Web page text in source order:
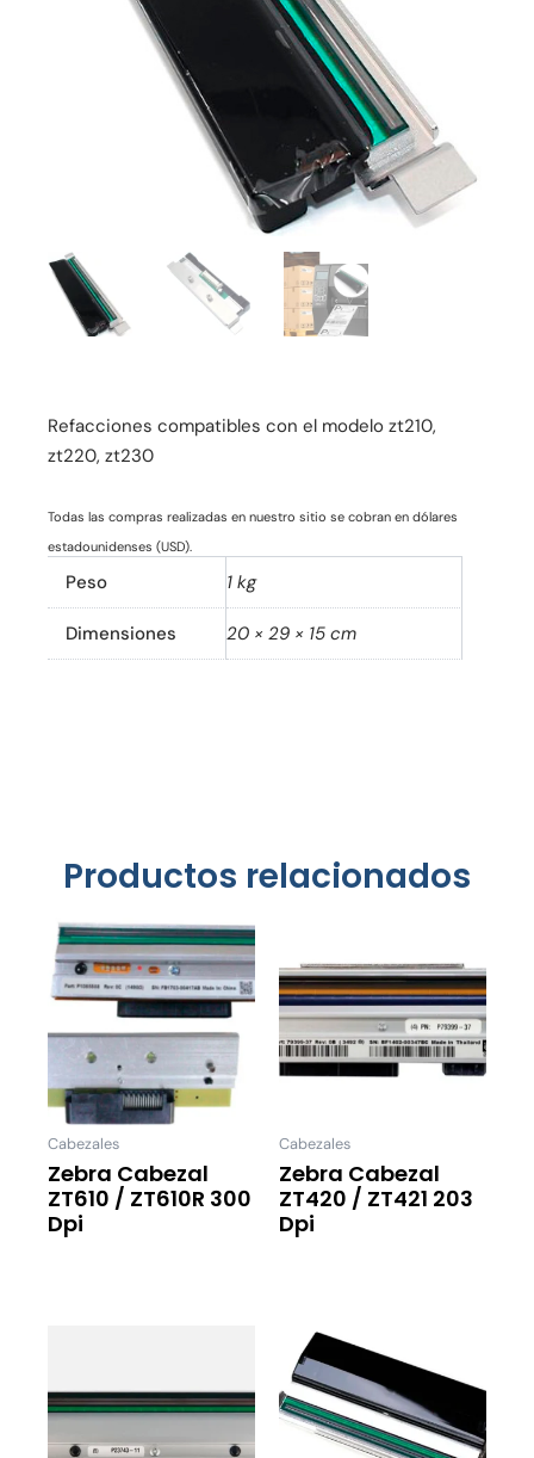
Refacciones compatibles con el modelo zt210,
zt220, zt230
Todas las compras realizadas en nuestro sitio se cobran en dólares
estadounidenses (USD).
Peso 1 kg
Dimensiones 20 × 29 × 15 cm
Productos relacionados
Cabezales
Zebra Cabezal
ZT610 / ZT610R 300
Dpi
Cabezales
Zebra Cabezal
ZT420 / ZT421 203
Dpi